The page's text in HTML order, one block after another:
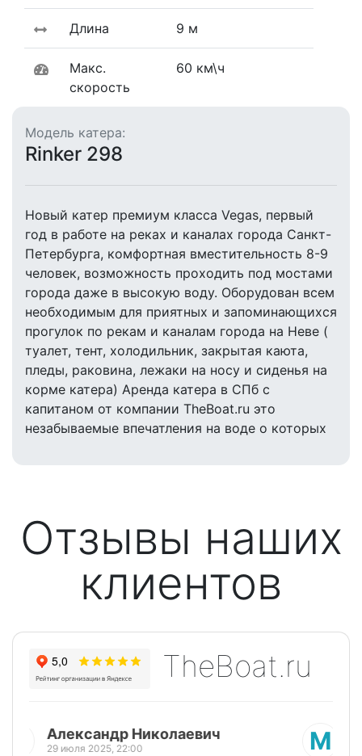
Длина 9 м
Макс.
скорость
60 км\ч
Модель катера:
Rinker 298
Новый катер премиум класса Vegas, первый
год в работе на реках и каналах города Санкт-
Петербурга, комфортная вместительность 8-9
человек, возможность проходить под мостами
города даже в высокую воду. Оборудован всем
необходимым для приятных и запоминающихся
прогулок по рекам и каналам города на Неве (
туалет, тент, холодильник, закрытая каюта,
пледы, раковина, лежаки на носу и сиденья на
корме катера) Аренда катера в СПб с
капитаном от компании TheBoat.ru это
незабываемые впечатления на воде о которых
Отзывы наших
клиентов
TheBoat.ru
М Марина Пи
25 июля 2025, 18:30